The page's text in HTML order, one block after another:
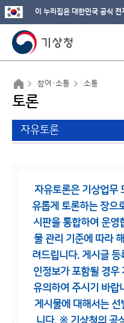
이 누리집은 대한민국 공식
참여·소통 소통
토론
자유토론
자유토론은 기상업무
유롭게 토론하는 장으
시판을 통합하여 운영
물 관리 기준에 따라
려드립니다. 게시글 등
인정보가 포함될 경우
유의하여 주시기 바랍
게시물에 대해서는
니다. ※ 기상청의 공